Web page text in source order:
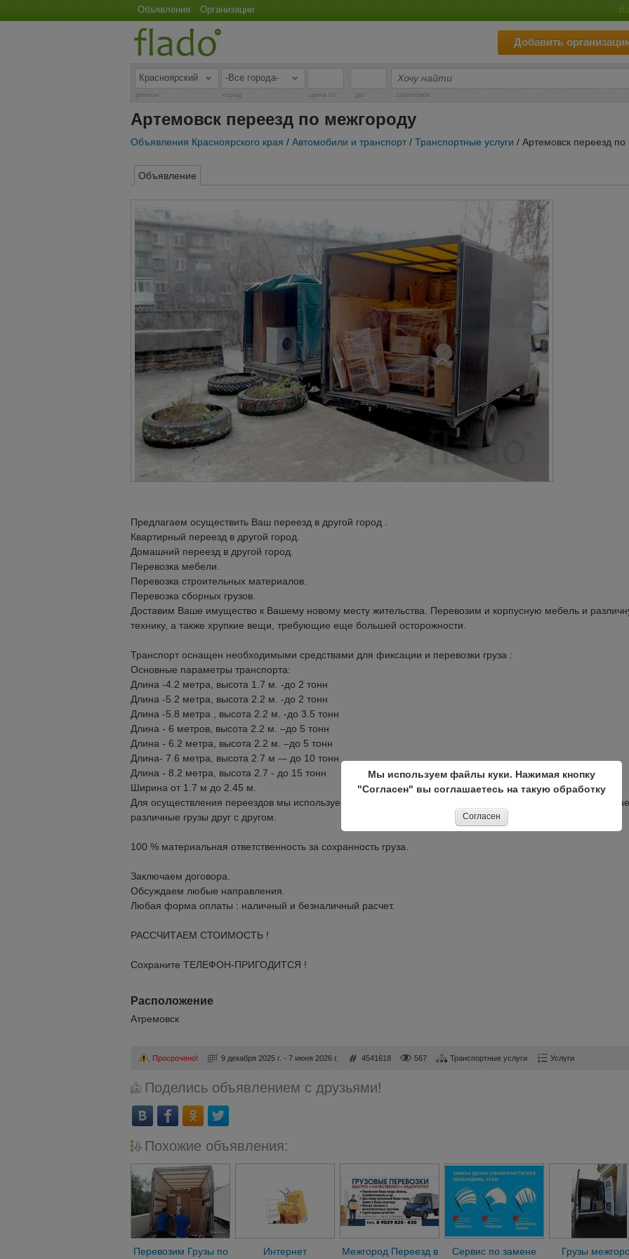
Объявления Организации
Добавить
-
регион город цена от до заголовок
Артемовск переезд по межгороду
Объявления Красноярского края / Автомобили и транспорт / Транспортные услуги / Артемовск переезд по
Объявление
Предлагаем осуществить Ваш переезд в другой город .
Квартирный переезд в другой город.
Домашний переезд в другой город.
Перевозка мебели.
Перевозка строительных материалов.
Перевозка сборных грузов.
Доставим Ваше имущество к Вашему новому месту жительства. Перевозим и корпусную мебель и
технику, а также хрупкие вещи, требующие еще большей осторожности.
Транспорт оснащен необходимыми средствами для фиксации и перевозки груза :
Основные параметры транспорта:
Длина -4.2 метра, высота 1.7 м. -до 2 тонн
Длина -5.2 метра, высота 2.2 м. -до 2 тонн
Длина -5.8 метра , высота 2.2 м. -до 3.5 тонн
Длина - 6 метров, высота 2.2 м. –до 5 тонн
Длина - 6.2 метра, высота 2.2 м. –до 5 тонн
Длина- 7.6 метра, высота 2.7 м -– до 10 тонн
Длина - 8.2 метра, высота 2.7 - до 15 тонн
Ширина от 1.7 м до 2.45 м.
Для осуществления переездов мы используем попутные автомобили, прямые машины, а так же
различные грузы друг с другом.
100 % материальная ответственность за сохранность груза.
Заключаем договора.
Обсуждаем любые направления.
Любая форма оплаты : наличный и безналичный расчет.
РАССЧИТАЕМ СТОИМОСТЬ !
Сохраните ТЕЛЕФОН-ПРИГОДИТСЯ !
Расположение
Атремовск
Просрочено! 9 декабря 2025 г. - 7 июня 2026 г. 4541618 567 Транспортные услуги Услуги
Поделись объявлением с друзьями!
Похожие объявления:
Перевозим Грузы по
Интернет
Межгород Переезд в
Сервис по замене
Грузы
Мы используем файлы куки. Нажимая кнопку
"Согласен" вы соглашаетесь на такую обработку
Согласен